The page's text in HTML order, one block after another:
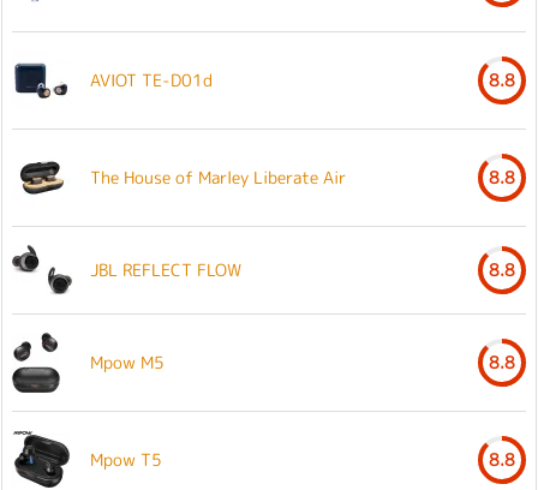
AVIOT TE-D01d 8.8
The House of Marley Liberate Air 8.8
JBL REFLECT FLOW 8.8
Mpow M5 8.8
Mpow T5 8.8